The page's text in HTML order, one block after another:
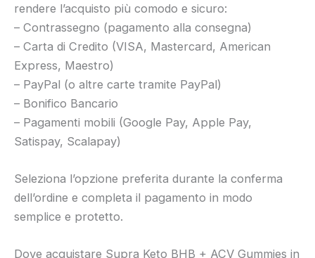
rendere l’acquisto più comodo e sicuro:
– Contrassegno (pagamento alla consegna)
– Carta di Credito (VISA, Mastercard, American
Express, Maestro)
– PayPal (o altre carte tramite PayPal)
– Bonifico Bancario
– Pagamenti mobili (Google Pay, Apple Pay,
Satispay, Scalapay)
Seleziona l’opzione preferita durante la conferma
dell’ordine e completa il pagamento in modo
semplice e protetto.
Dove acquistare Supra Keto BHB + ACV Gummies in